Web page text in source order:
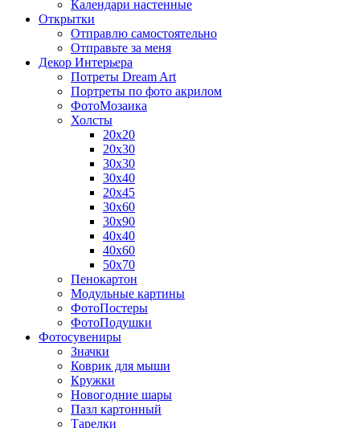
Календари настенные
Открытки
Отправлю самостоятельно
Отправьте за меня
Декор Интерьера
Потреты Dream Art
Портреты по фото акрилом
ФотоМозаика
Холсты
20х20
20х30
30х30
30х40
20х45
30х60
30х90
40х40
40х60
50х70
Пенокартон
Модульные картины
ФотоПостеры
ФотоПодушки
Фотоcувениры
Значки
Коврик для мыши
Кружки
Новогодние шары
Пазл картонный
Тарелки